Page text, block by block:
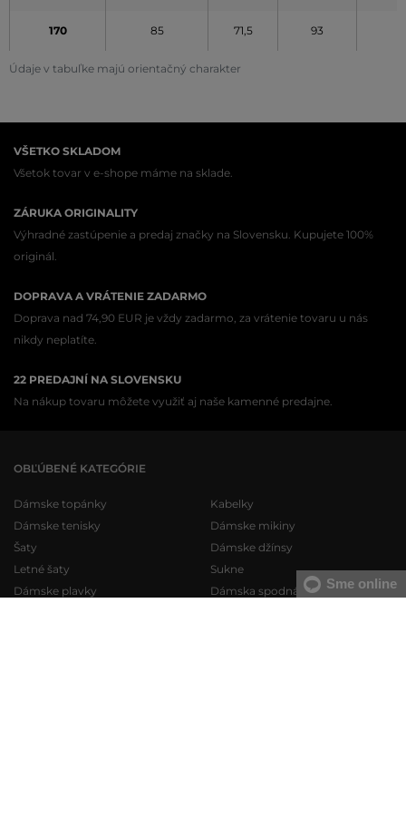
Údaje v tabuľke majú orientačný charakter
170 85 71,5 93
VŠETKO SKLADOM
Všetok tovar v e-shope máme na sklade.
ZÁRUKA ORIGINALITY
Výhradné zastúpenie a predaj značky na Slovensku. Kupujete 100%
originál.
DOPRAVA A VRÁTENIE ZADARMO
Doprava nad 74,90 EUR je vždy zadarmo, za vrátenie tovaru u nás
nikdy neplatíte.
22 PREDAJNÍ NA SLOVENSKU
Na nákup tovaru môžete využiť aj naše kamenné predajne.
OBĽÚBENÉ KATEGÓRIE
Dámske topánky
Dámske tenisky
Šaty
Letné šaty
Dámske plavky
Kabelky
Dámske mikiny
Dámske džínsy
Sukne
Dámska spodná bielizeňSme online